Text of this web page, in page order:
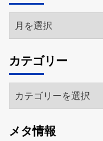
ア
ー
イ
ブ
カテゴリー
テ
リ
メタ情報